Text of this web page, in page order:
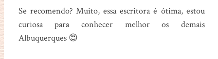
Se recomendo? Muito, essa escritora é ótima, estou
curiosa para conhecer melhor os demais
Albuquerques 😍